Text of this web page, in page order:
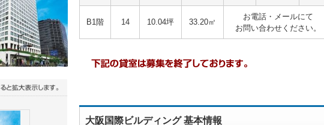
B1階 14 10.04坪 33.20㎡
お電話・メールにて
お問い合わせください。
大阪国際ビルディング 基本情報